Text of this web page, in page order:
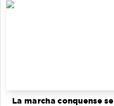
La marcha conquense